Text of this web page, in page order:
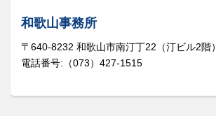
和歌山事務所
〒640-8232 和歌山市南汀丁22（汀ビル2階）
電話番号:（073）427-1515